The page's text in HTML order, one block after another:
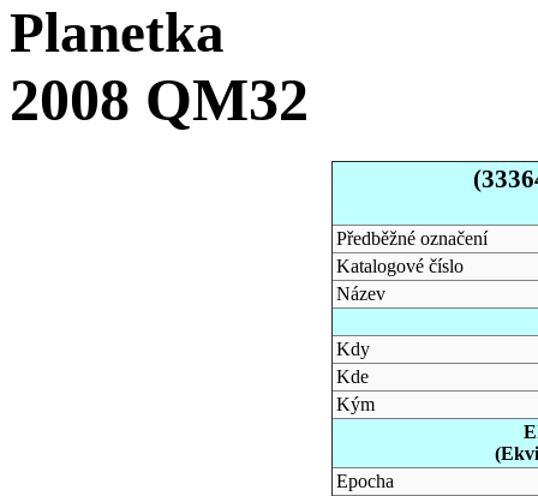
Planetka
2008 QM32
Předběžné označení
Katalogové číslo
Název
Kdy
Kde
Kým
Epocha